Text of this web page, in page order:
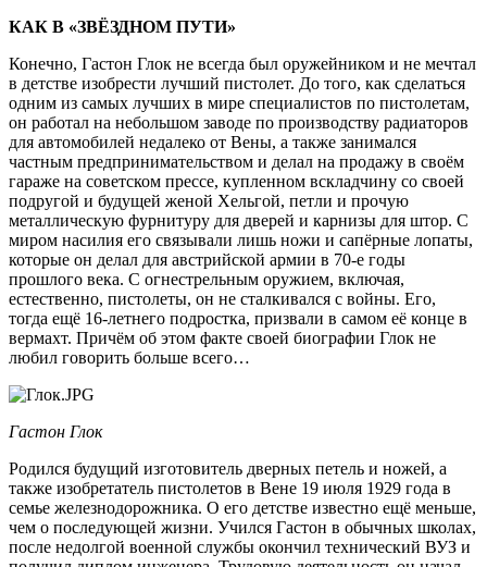
КАК В «ЗВЁЗДНОМ ПУТИ»
Конечно, Гастон Глок не всегда был оружейником и не мечтал
в детстве изобрести лучший пистолет. До того, как сделаться
одним из самых лучших в мире специалистов по пистолетам,
он работал на небольшом заводе по производству радиаторов
для автомобилей недалеко от Вены, а также занимался
частным предпринимательством и делал на продажу в своём
гараже на советском прессе, купленном вскладчину со своей
подругой и будущей женой Хельгой, петли и прочую
металлическую фурнитуру для дверей и карнизы для штор. С
миром насилия его связывали лишь ножи и сапёрные лопаты,
которые он делал для австрийской армии в 70-е годы
прошлого века. С огнестрельным оружием, включая,
естественно, пистолеты, он не сталкивался с войны. Его,
тогда ещё 16-летнего подростка, призвали в самом её конце в
вермахт. Причём об этом факте своей биографии Глок не
любил говорить больше всего…
Гастон Глок
Родился будущий изготовитель дверных петель и ножей, а
также изобретатель пистолетов в Вене 19 июля 1929 года в
семье железнодорожника. О его детстве известно ещё меньше,
чем о последующей жизни. Учился Гастон в обычных школах,
после недолгой военной службы окончил технический ВУЗ и